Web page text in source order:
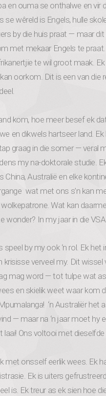
en ouma se onthalwe en vir
wêreld is Engels, hulle
by die huis praat — maar
met mekaar Engels te
te wil groot maak.
oorkom. Dit is een van
kom, hoe meer besef ek
en dikwels hartseer land.
graag in die somer — veral
my na-doktorale studie.
China, Australië en elke
wat met ons s’n kan
Wat kan
wonder? In my jaar in die
speel by my ook ‘n rol. Ek
krisisse verveel my. Dit
mag word — tot tulpe wat
en skielik weet waar kom
‘n Australiër het
— maar na ‘n jaar moet
Ons voltooi met
met onsself eerlik wees. Ek
Ek is uiters
is. Ek treur as ek sien hoe